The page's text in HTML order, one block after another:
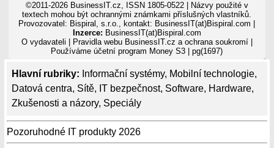
Hlavní rubriky: Informační systémy, Mobilní technologie,
Datová centra, Sítě, IT bezpečnost, Software, Hardware,
Zkušenosti a názory, Speciály
Pozoruhodné IT produkty 2026
©2011-2026 BusinessIT.cz, ISSN 1805-0522 | Názvy použité v
textech mohou být ochrannými známkami příslušných vlastníků.
Provozovatel: Bispiral, s.r.o., kontakt: BusinessIT(at)Bispiral.com |
Inzerce: BusinessIT(at)Bispiral.com
O vydavateli
Pravidla webu BusinessIT.cz a ochrana soukromí|
Používámeúčetní program Money S3 | pg(1697)